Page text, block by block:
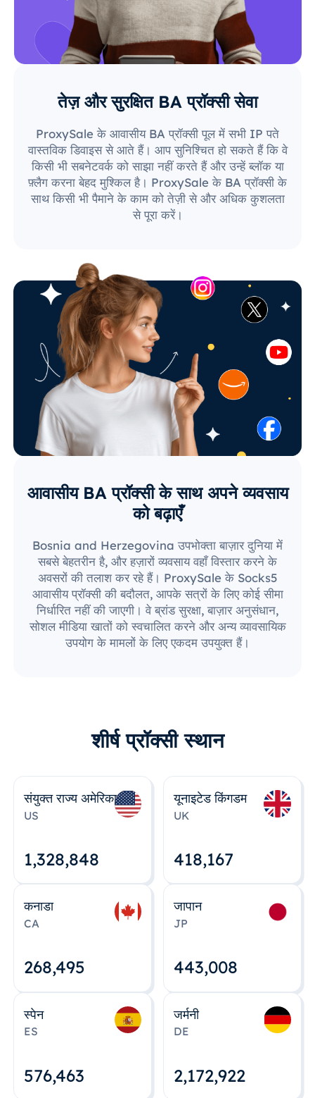
तेज़ और सुरक्षित BA प्रॉक्सी सेवा
ProxySale के आवासीय BA प्रॉक्सी पूल में सभी IP पते
वास्तविक डिवाइस से आते हैं। आप सुनिश्चित हो सकते हैं कि वे
किसी भी सबनेटवर्क को साझा नहीं करते हैं और उन्हें ब्लॉक या
फ़्लैग करना बेहद मुश्किल है। ProxySale के BA प्रॉक्सी के
साथ किसी भी पैमाने के काम को तेज़ी से और अधिक कुशलता
से पूरा करें।
आवासीय BA प्रॉक्सी के साथ अपने व्यवसाय
को बढ़ाएँ
Bosnia and Herzegovina उपभोक्ता बाज़ार दुनिया में
सबसे बेहतरीन है, और हज़ारों व्यवसाय वहाँ विस्तार करने के
अवसरों की तलाश कर रहे हैं। ProxySale के Socks5
आवासीय प्रॉक्सी की बदौलत, आपके सत्रों के लिए कोई सीमा
निर्धारित नहीं की जाएगी। वे ब्रांड सुरक्षा, बाज़ार अनुसंधान,
सोशल मीडिया खातों को स्वचालित करने और अन्य व्यावसायिक
उपयोग के मामलों के लिए एकदम उपयुक्त हैं।
शीर्ष प्रॉक्सी स्थान
संयुक्त राज्य अमेरिका
US
1,328,848
यूनाइटेड किंगडम
UK
418,167
कनाडा
CA
268,495
जापान
JP
443,008
स्पेन
ES
576,463
जर्मनी
DE
2,172,922